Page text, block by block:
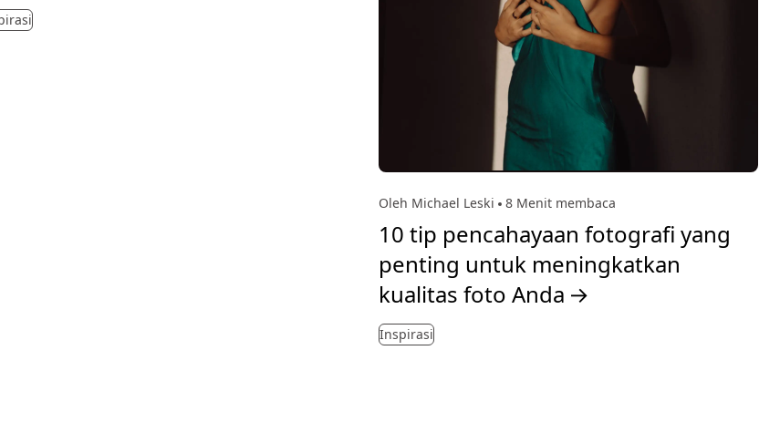
Oleh Michael Leski 8 Menit membaca
10 tip pencahayaan fotografi yang
penting untuk meningkatkan
kualitas foto Anda →
Inspirasi